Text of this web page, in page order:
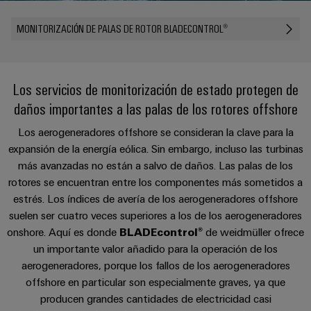
y
las
experimentar.
Almacenamiento
de
energía
Soluciones
y
productos
para
sistemas
de
almacenamiento
energía
(ESS)
Ethernet
conexión
SNAP
IN
Tecnología
de
conexión
PUSH
IN
u-
OS
edge
para
Cajas
y
componentes
Sistemas
de
paso
para
cables
y
componentes
Cables
personalizado
Fast
Delivery
Service
Consultoría
e
ingeniería
digital
Connectivity
Consulting
Empresa
cifras
Sostenibilidad
Compliance
Ubicaciones
Información
de
gestión
y
certificados
Orange
Cliente
Dónde
Webinars
Condiciones
de
Venta
Subscripción
al
Newsletter
Global
MONITORIZACIÓN DE PALAS DE ROTOR BLADECONTROL®
Los servicios de monitorización de estado protegen de
daños importantes a las palas de los rotores offshore
Los aerogeneradores offshore se consideran la clave para la
expansión de la energía eólica. Sin embargo, incluso las turbinas
más avanzadas no están a salvo de daños. Las palas de los
rotores se encuentran entre los componentes más sometidos a
estrés. Los índices de avería de los aerogeneradores offshore
suelen ser cuatro veces superiores a los de los aerogeneradores
onshore. Aquí es donde BLADEcontrol® de weidmüller ofrece
un importante valor añadido para la operación de los
aerogeneradores, porque los fallos de los aerogeneradores
offshore en particular son especialmente graves, ya que
producen grandes cantidades de electricidad casi